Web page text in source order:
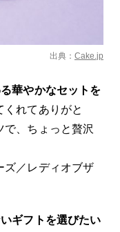
出典： Cake.jp
華やかなセットを
くれてありがと
で、ちょっと贅沢
ズ／レディオブザ
ギフトを選びたい